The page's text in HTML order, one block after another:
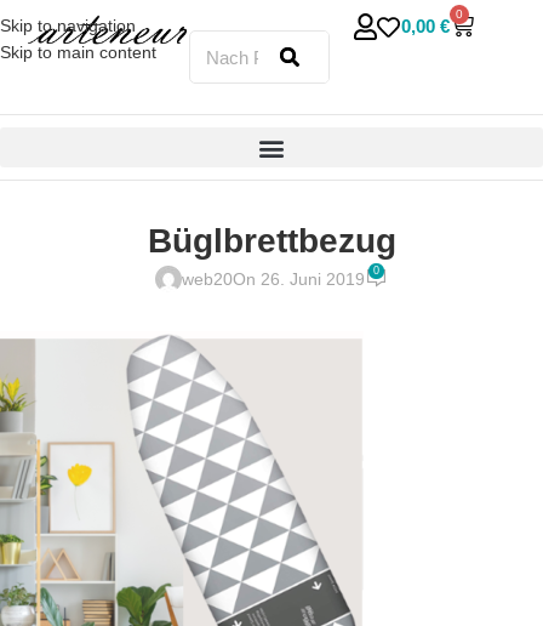
Skip to navigation
Skip to main content
0,00 €
0
Büglbrettbezug
web20On 26. Juni 2019 0